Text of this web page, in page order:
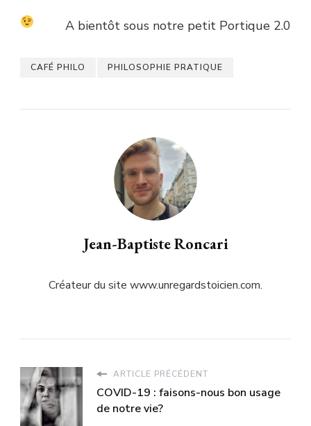
A bientôt sous notre petit Portique 2.0
CAFÉ PHILO PHILOSOPHIE PRATIQUE
Jean-Baptiste Roncari
Créateur du site www.unregardstoicien.com.
ARTICLE PRÉCÉDENT
COVID-19 : faisons-nous bon usage
de notre vie?